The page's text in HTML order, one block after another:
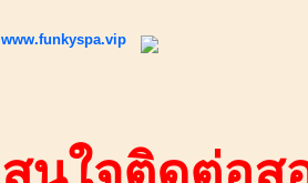
www.funkyspa.vip